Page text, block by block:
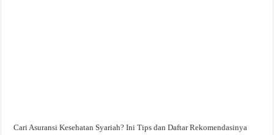
Cari Asuransi Kesehatan Syariah? Ini Tips dan Daftar Rekomendasinya